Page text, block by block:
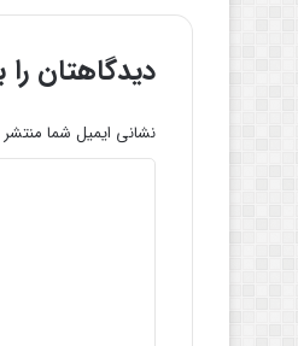
دیدگاهتان را
نشانی ایمیل شما